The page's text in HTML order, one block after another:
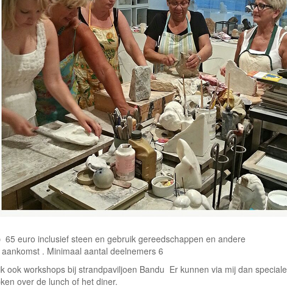
euro inclusief steen en gebruik gereedschappen en andere
. Minimaal aantal deelnemers 6
ook workshops bij strandpaviljoen Bandu Er kunnen via mij dan speciale
over de lunch of het diner.